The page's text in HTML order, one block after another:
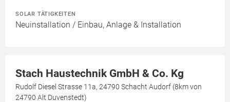
SOLAR TÄTIGKEITEN
Neuinstallation / Einbau, Anlage & Installation
Stach Haustechnik GmbH & Co. Kg
Rudolf Diesel Strasse 11a, 24790 Schacht Audorf (8km von
24790 Alt Duvenstedt)